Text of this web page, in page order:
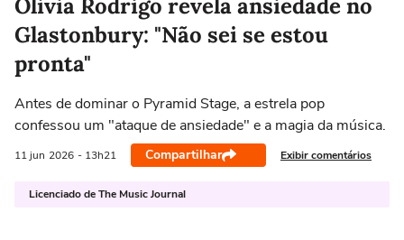
Olivia Rodrigo revela ansiedade no
Glastonbury: "Não sei se estou
pronta"
Antes de dominar o Pyramid Stage, a estrela pop
confessou um "ataque de ansiedade" e a magia da música.
11 jun 2026 - 13h21 Compartilhar Exibir comentários
Licenciado de The Music Journal